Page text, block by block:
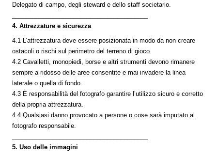
Delegato di campo, degli steward e dello staff societario.
4. Attrezzature e sicurezza
4.1 L’attrezzatura deve essere posizionata in modo da non creare
ostacoli o rischi sul perimetro del terreno di gioco.
4.2 Cavalletti, monopiedi, borse e altri strumenti devono rimanere
sempre a ridosso delle aree consentite e mai invadere la linea
laterale o quella di fondo.
4.3 È responsabilità del fotografo garantire l’utilizzo sicuro e corretto
della propria attrezzatura.
4.4 Qualsiasi danno provocato a persone o cose sarà imputato al
fotografo responsabile.
5. Uso delle immagini